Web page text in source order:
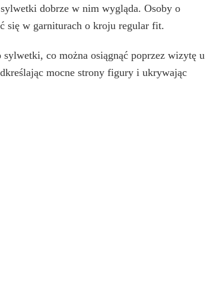
dobrze w nim wygląda. Osoby o
się w garniturach o kroju regular fit.
co można osiągnąć poprzez wizytę u
mocne strony figury i ukrywając